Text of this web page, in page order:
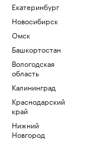
Екатеринбург
Новосибирск
Омск
Башкортостан
Вологодская
область
Калининград
Краснодарский
край
Нижний
Новгород